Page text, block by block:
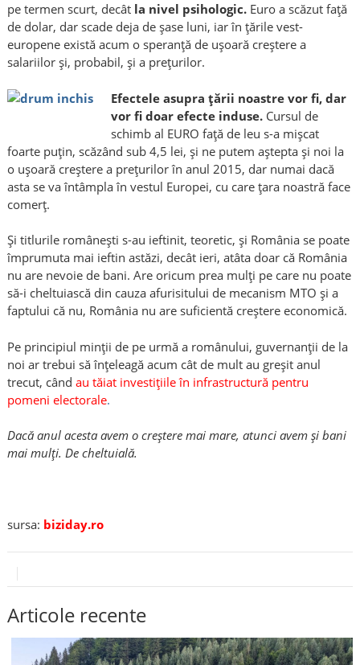
pe termen scurt, decât la nivel psihologic.Euro a scăzut faţă
de dolar, dar scade deja de şase luni, iar în ţările vest-
europene există acum o speranţă de uşoară creştere a
salariilor şi, probabil, şi a preţurilor.
Efectele asupra ţării noastre vor fi, dar
vor fi doar efecte induse. Cursul de
schimb al EURO faţă de leu s-a mişcat
foarte puţin, scăzând sub 4,5 lei, şi ne putem aştepta şi noi la
o uşoară creştere a preţurilor în anul 2015, dar numai dacă
asta se va întâmpla în vestul Europei, cu care ţara noastră face
comerţ.
Şi titlurile româneşti s-au ieftinit, teoretic, şi România se poate
împrumuta mai ieftin astăzi, decât ieri, atâta doar că România
nu are nevoie de bani. Are oricum prea mulţi pe care nu poate
să-i cheltuiască din cauza afurisitului de mecanism MTO şi a
faptului că nu, România nu are suficientă creştere economică.
Pe principiul minţii de pe urmă a românului, guvernanţii de la
noi ar trebui să înţeleagă acum cât de mult au greşit anul
trecut, când au tăiat investiţiile în infrastructură pentru
pomeni electorale.
Dacă anul acesta avem o creştere mai mare, atunci avem şi bani
mai mulţi. De cheltuială.
sursa: biziday.ro
Articole recente